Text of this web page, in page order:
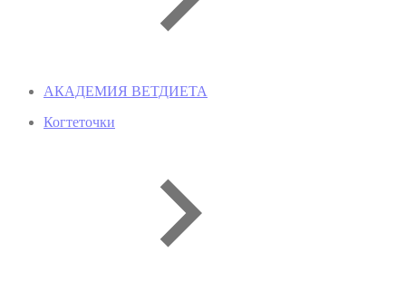
АКАДЕМИЯ ВЕТДИЕТА
Когтеточки